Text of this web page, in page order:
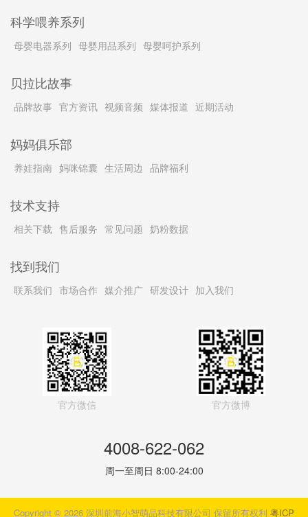
科学喂养系列
母婴电器系列 母婴用品系列 母婴呵护系列
贝拉比故事
品牌故事 官方资讯 视频音频 媒体报道 近期活动
妈妈俱乐部
养娃指南 妈咪锦囊 生活周边 品牌福利
技术支持
相关下载 售后服务 常见问题 奶粉数据
找到我们
联系我们 市场合作 媒介推广 研发设计 加入我们
官方微信 官方微博
4008-622-062
周一至周日 8:00-24:00
Copyright © 2026 深圳前海小智萌品科技有限公司 保留所有权利 粤ICP